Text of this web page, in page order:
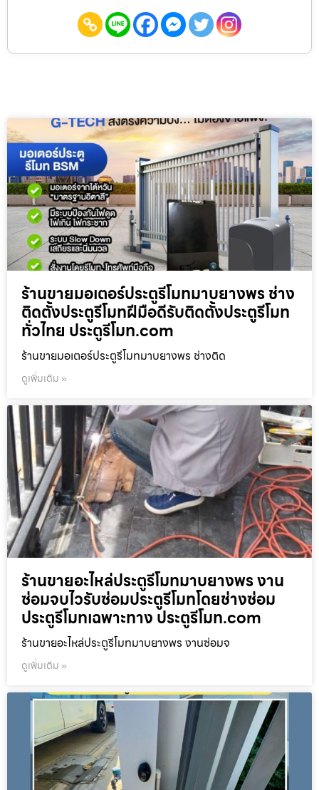
ร้านขายมอเตอร์ประตูรีโมทมาบยางพร ช่าง
ติดตั้งประตูรีโมทฝีมือดีรับติดตั้งประตูรีโมท
ทั่วไทย ประตูรีโมท.com
ร้านขายมอเตอร์ประตูรีโมทมาบยางพร ช่างติด
ดูเพิ่มเติม »
ร้านขายอะไหล่ประตูรีโมทมาบยางพร งาน
ซ่อมจบไวรับซ่อมประตูรีโมทโดยช่างซ่อม
ประตูรีโมทเฉพาะทาง ประตูรีโมท.com
ร้านขายอะไหล่ประตูรีโมทมาบยางพร งานซ่อมจ
ดูเพิ่มเติม »